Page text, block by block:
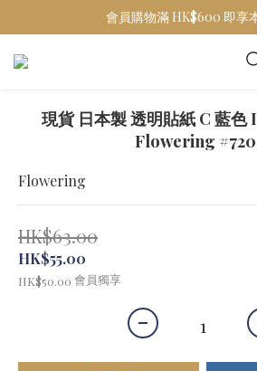
會員購物滿 HK$600 即享
現貨 日本製 透明貼紙 C 藍
Flowering
Flowering
HK$63.00
HK$55.00
HK$50.00 會員獨享